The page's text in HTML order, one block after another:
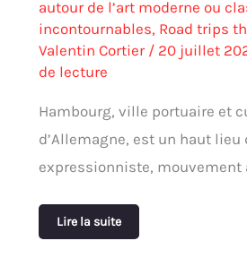
autour de l’art moderne ou
incontournables, Road trips
Valentin Cortier / 20 juillet
de lecture
Hambourg, ville portuaire et
d’Allemagne, est un haut lieu
expressionniste,
Lire la suite